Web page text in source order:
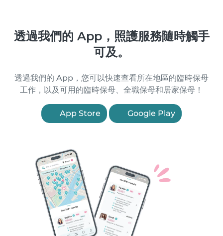
透過我們的 App，照護服務隨時觸手
可及。
透過我們的 App，您可以快速查看所在地區的臨時保母
工作，以及可用的臨時保母、全職保母和居家保母！
App Store Google Play